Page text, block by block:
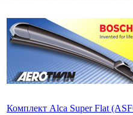
Комплект Alca Super Flat